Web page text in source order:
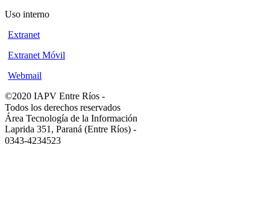
Uso interno
Extranet
Extranet Móvil
Webmail
©2020 IAPV Entre Ríos -
Todos los derechos reservados
Área Tecnología de la Información
Laprida 351, Paraná (Entre Ríos) -
0343-4234523